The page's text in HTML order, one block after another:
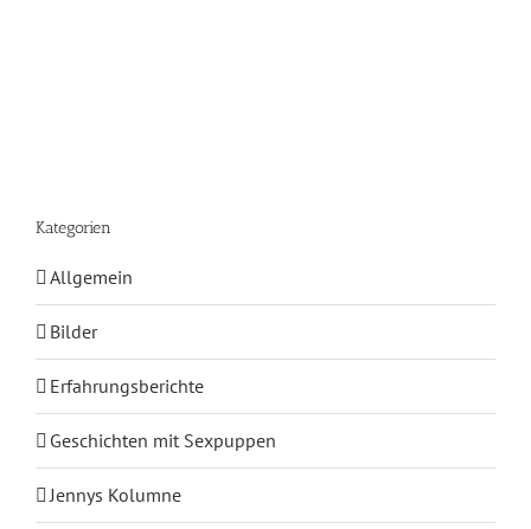
Kategorien
Allgemein
Bilder
Erfahrungsberichte
Geschichten mit Sexpuppen
Jennys Kolumne